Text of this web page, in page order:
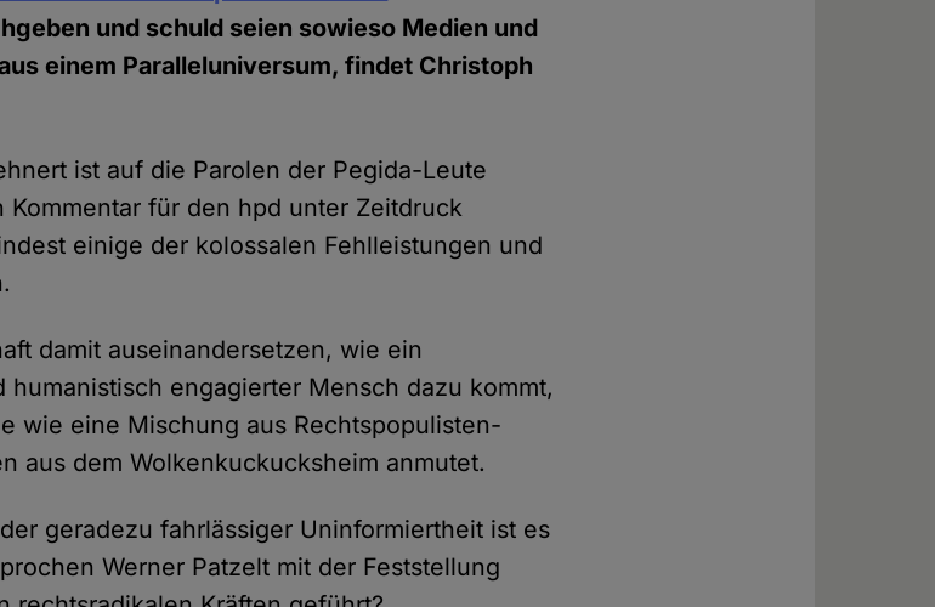
und schuld seien sowieso Medien und
einem Paralleluniversum, findet Christoph
ist auf die Parolen der Pegida-Leute
für den hpd unter Zeitdruck
einige der kolossalen Fehlleistungen und
damit auseinandersetzen, wie ein
engagierter Mensch dazu kommt,
wie eine Mischung aus Rechtspopulisten-
aus dem Wolkenkuckucksheim anmutet.
geradezu fahrlässiger Uninformiertheit ist es
Werner Patzelt mit der Feststellung